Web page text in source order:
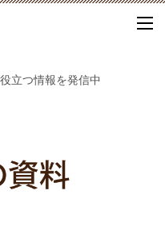
立つ情報を発信中